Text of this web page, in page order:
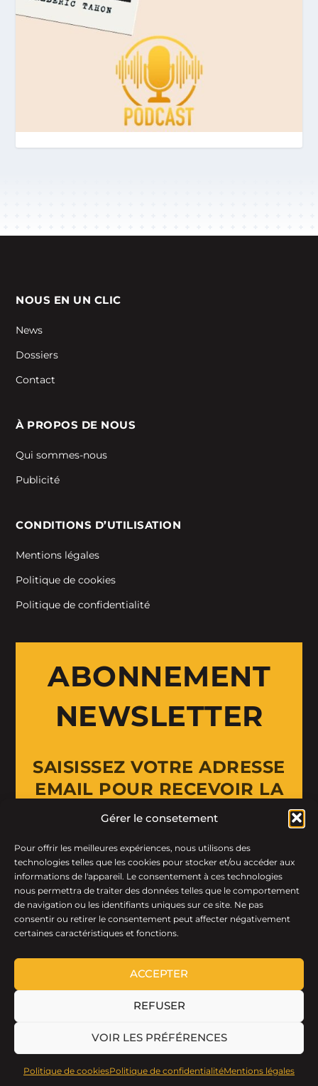
Gérer le consetement
Pour offrir les meilleures expériences, nous utilisons des
technologies telles que les cookies pour stocker et/ou accéder aux
informations de l'appareil. Le consentement à ces technologies
nous permettra de traiter des données telles que le comportement
de navigation ou les identifiants uniques sur ce site. Ne pas
consentir ou retirer le consentement peut affecter négativement
certaines caractéristiques et fonctions.
ACCEPTER
REFUSER
VOIR LES PRÉFÉRENCES
Politique de cookiesPolitique de confidentialitéMentions légales
NOUS EN UN CLIC
News
Dossiers
Contact
À PROPOS DE NOUS
Qui sommes-nous
Publicité
CONDITIONS D’UTILISATION
Mentions légales
Politique de cookies
Politique de confidentialité
ABONNEMENT
NEWSLETTER
SAISISSEZ VOTRE ADRESSE
EMAIL POUR RECEVOIR LA
NEWSLETTER
Email Address
LTF © 2026 · Tous droits réservés.